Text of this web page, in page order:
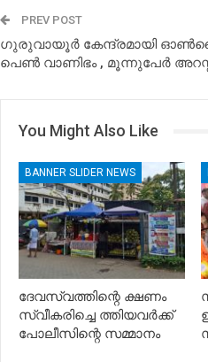
PREV POST
ഗുരുവായൂർ കേന്ദ്രമായി
പെൺ വാണിഭം , മൂന്നുപേർ
You Might Also Like
BANNER SLIDER NEWS
ദേവസ്വത്തിന്റെ ക്ഷണം
സ്വീകരിച്ചെ ത്തിയവർക്ക്
പോലീസിന്റെ സമ്മാനം